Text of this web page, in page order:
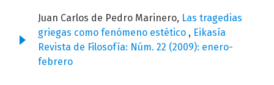
Juan Carlos de Pedro Marinero, Las tragedias
griegas como fenómeno estético , Eikasía
Revista de Filosofía: Núm. 22 (2009): enero-
febrero